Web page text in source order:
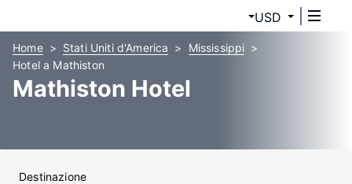
USD
Home Stati Uniti d'America
Mississippi
Hotel a Mathiston
Mathiston Hotel
Destinazione